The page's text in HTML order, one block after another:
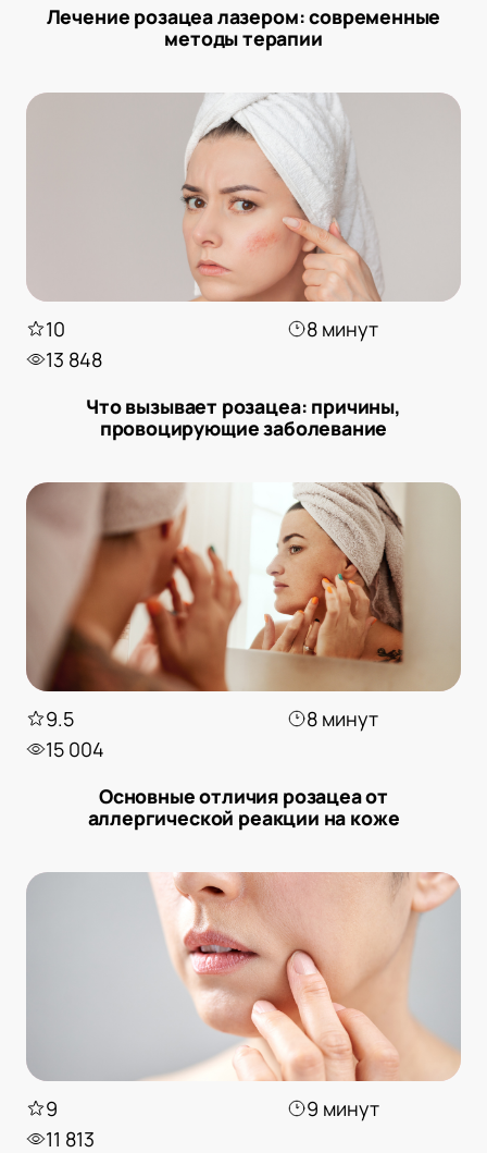
Лечение розацеа лазером: современные
методы терапии
10
8 минут
13 848
Что вызывает розацеа: причины,
провоцирующие заболевание
9.5
8 минут
15 004
Основные отличия розацеа от
аллергической реакции на коже
9
9 минут
11 813